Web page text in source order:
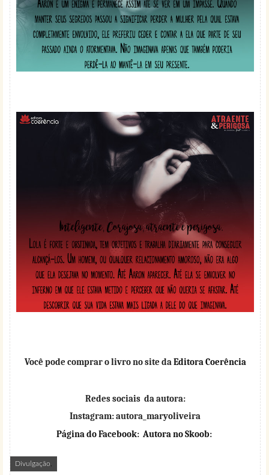
Divulgação
Você pode comprar o livro no site daEditoraCoerência
Redes sociais da autora:
Instagram: autora_maryoliveira
Página do Facebook: Autora no Skoob: